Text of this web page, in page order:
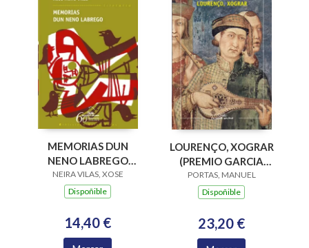
MEMORIAS DUN
NENO LABREGO
(B.N.VILAS)
NEIRA VILAS, XOSE
Dispoñible
14,40 €
LOURENÇO, XOGRAR
(PREMIO GARCIA
BARROS 2015)
PORTAS, MANUEL
Dispoñible
23,20 €